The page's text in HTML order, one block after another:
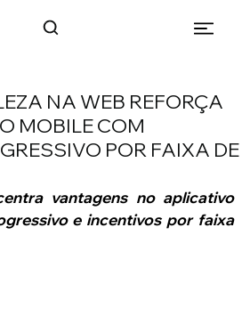
NA WEB REFORÇA
MOBILE COM
POR FAIXA DE
vantagens no aplicativo
e incentivos por faixa